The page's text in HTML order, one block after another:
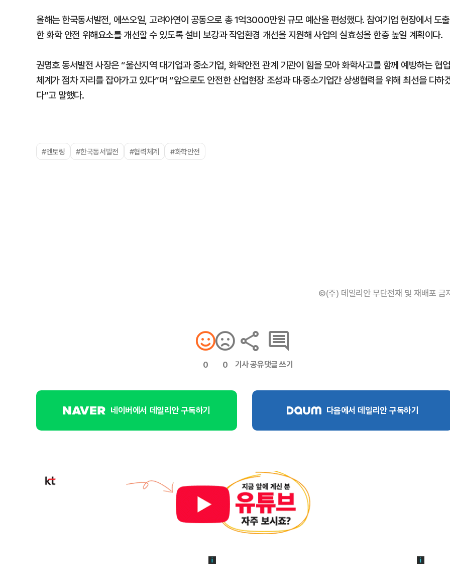
올해는 한국동서발전, 에쓰오일, 고려아연이 공동으로 총 1억3000만원 규모 예산을 편성했다. 참여기업 현장에서 도출
한 화학 안전 위해요소를 개선할 수 있도록 설비 보강과 작업환경 개선을 지원해 사업의 실효성을 한층 높일 계획이다.
권명호 동서발전 사장은 “울산지역 대기업과 중소기업, 화학안전 관계 기관이 힘을 모아 화학사고를 함께 예방하는 협업
체계가 점차 자리를 잡아가고 있다”며 “앞으로도 안전한 산업현장 조성과 대·중소기업간 상생협력을 위해 최선을 다하
다”고 말했다.
#멘토링 #한국동서발전 #협력체계 #화학안전
©(주) 데일리안 무단전재 및 재배포 금
0 0 기사 공유댓글 쓰기
네이버에서 데일리안 구독하기 다음에서 데일리안 구독하기